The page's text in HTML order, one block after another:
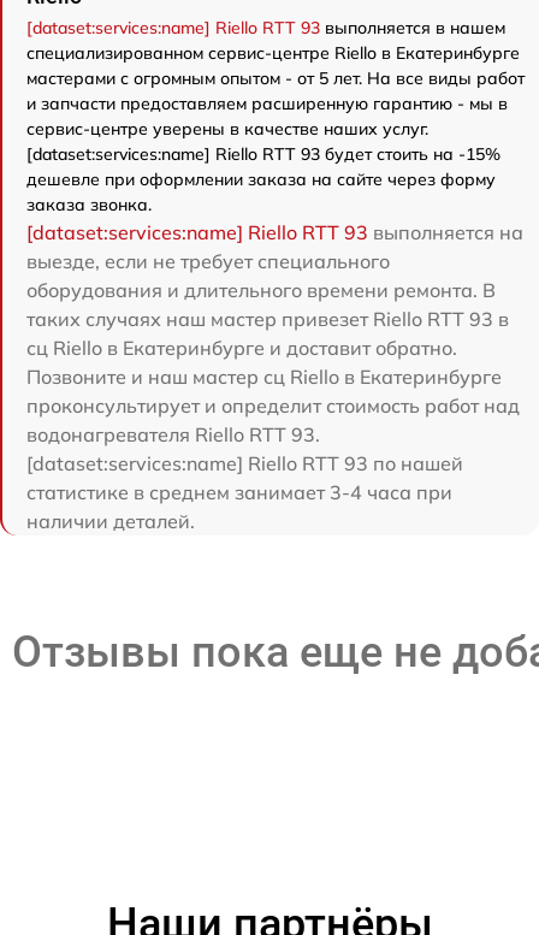
[dataset:services:name] Riello RTT 93 выполняется в нашем
специализированном сервис-центре Riello в Екатеринбурге
мастерами с огромным опытом - от 5 лет. На все виды работ
и запчасти предоставляем расширенную гарантию - мы в
сервис-центре уверены в качестве наших услуг.
[dataset:services:name] Riello RTT 93 будет стоить на -15%
дешевле при оформлении заказа на сайте через форму
заказа звонка.
[dataset:services:name] Riello RTT 93 выполняется на
выезде, если не требует специального
оборудования и длительного времени ремонта. В
таких случаях наш мастер привезет Riello RTT 93 в
сц Riello в Екатеринбурге и доставит обратно.
Позвоните и наш мастер сц Riello в Екатеринбурге
проконсультирует и определит стоимость работ над
водонагревателя Riello RTT 93.
[dataset:services:name] Riello RTT 93 по нашей
статистике в среднем занимает 3-4 часа при
наличии деталей.
Отзывы пока еще не
Наши партнёры